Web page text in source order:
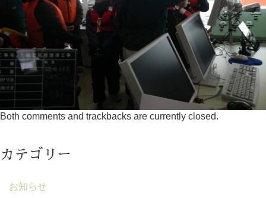
Both comments and trackbacks are currently closed.
カテゴリー
お知らせ